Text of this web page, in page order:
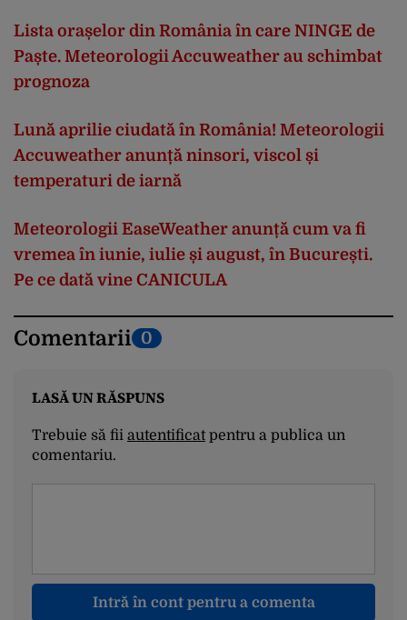
Lista orașelor din România în care NINGE de
Paște. Meteorologii Accuweather au schimbat
prognoza
Lună aprilie ciudată în România! Meteorologii
Accuweather anunță ninsori, viscol și
temperaturi de iarnă
Meteorologii EaseWeather anunță cum va fi
vremea în iunie, iulie și august, în București.
Pe ce dată vine CANICULA
Comentarii 0
LASĂ UN RĂSPUNS
Trebuie să fii autentificatpentru a publica un
comentariu.
Intră în cont pentru a comenta